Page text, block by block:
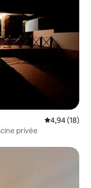
Évaluation
4,94 (18)
privée